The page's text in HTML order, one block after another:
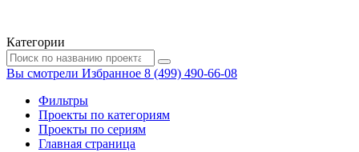
Категории
Вы смотрели Избранное 8 (499) 490-66-08
Фильтры
Проекты по категориям
Проекты по сериям
Главная страница